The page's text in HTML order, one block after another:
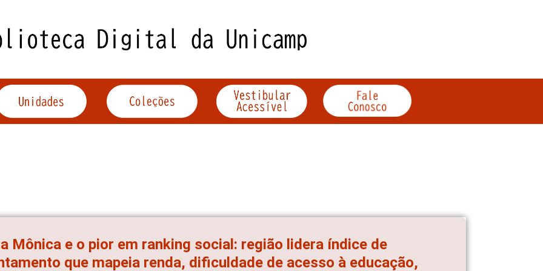
Mônica e o pior em ranking social: região lidera índice de
que mapeia renda, dificuldade de acesso à educação,